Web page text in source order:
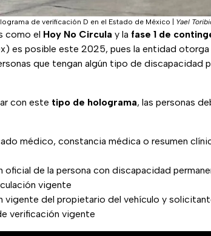
de verificación D en el Estado de México Yael
como el Hoy No Circula y la fase 1 de
es posible este 2025, pues la entidad otorga
que tengan algún tipo de discapacidad
con este tipo de holograma, las personas
médico, constancia médica o resumen
oficial de la persona con discapacidad
vigente
vigente del propietario del vehículo y
verificación vigente